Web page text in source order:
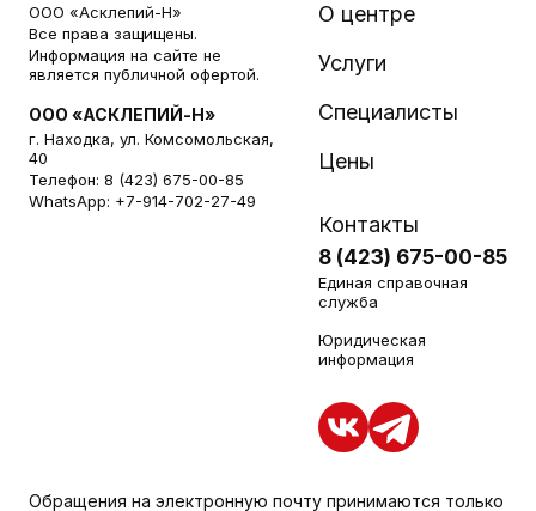
ООО «Асклепий-Н»
Все права защищены.
Информация на сайте не
является публичной офертой.
ООО «АСКЛЕПИЙ-Н»
г. Находка, ул. Комсомольская,
40
Телефон: 8 (423) 675-00-85
WhatsApp: +7-914-702-27-49
О центре
Услуги
Специалисты
Цены
Контакты
8 (423) 675-00-85
Единая справочная
служба
Юридическая
информация
Обращения на электронную почту принимаются только